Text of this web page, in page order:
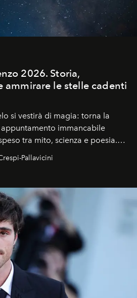
2026. Storia,
ammirare le stelle cadenti
si vestirà di magia: torna la
appuntamento immancabile
tra mito, scienza e poesia.
delle
segreti
Pallavicini